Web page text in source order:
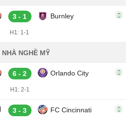
3 - 1 Burnley
H1: 1-1
NHÀ NGHỀ MỸ
6 - 2 Orlando City
H1: 2-1
3 - 3 FC Cincinnati